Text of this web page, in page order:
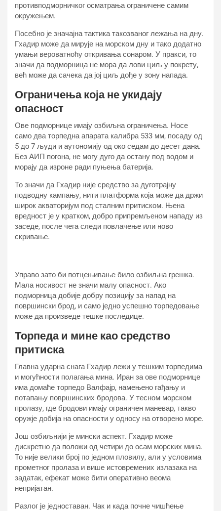
противподморничког осматрања ограничене самим
окружењем.
Посебно је значајна тактика такозваног лежања на дну.
Гхадир може да мирује на морском дну и тако додатно
умањи вероватноћу откривања сонаром. У пракси, то
значи да подморница не мора да лови циљ у покрету,
већ може да сачека да јој циљ дође у зону напада.
Ограничења која не укидају
опасност
Ове подморнице имају озбиљна ограничења. Носе
само два торпедна апарата калибра 533 мм, посаду од
5 до 7 људи и аутономију од око седам до десет дана.
Без АИП погона, не могу дуго да остану под водом и
морају да изроне ради пуњења батерија.
То значи да Гхадир није средство за дуготрајну
подводну кампању, нити платформа која може да држи
широк акваторијум под сталним притиском. Њена
вредност је у кратком, добро припремљеном нападу из
заседе, после чега следи повлачење или ново
скривање.
Управо зато би потцењивање било озбиљна грешка.
Мала носивост не значи малу опасност. Ако
подморница добије добру позицију за напад на
површински брод, и само једно успешно торпедовање
може да произведе тешке последице.
Торпеда и мине као средство
притиска
Главна ударна снага Гхадир лежи у тешким торпедима
и могућности полагања мина. Иран за ове подморнице
има домаће торпедо Валфајр, намењено гађању и
потапању површинских бродова. У тесном морском
пролазу, где бродови имају ограничен маневар, такво
оружје добија на опасности у односу на отворено море.
Још озбиљнији је мински аспект. Гхадир може
дискретно да положи од четири до осам морских мина.
То није велики број по једном пловилу, али у условима
прометног пролаза и више истовремених излазака на
задатак, ефекат може бити оперативно веома
непријатан.
Разлог је једноставан. Чак и када почне чишћење